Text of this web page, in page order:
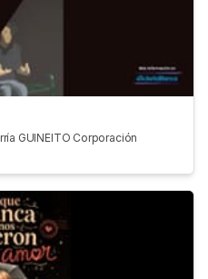
GUINEITO Corporación